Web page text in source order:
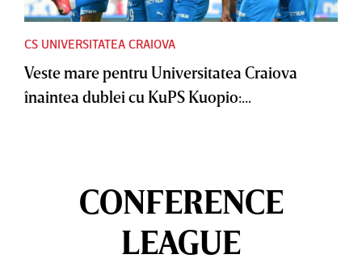
CS UNIVERSITATEA CRAIOVA
Veste mare pentru Universitatea Craiova
înaintea dublei cu KuPS Kuopio:...
CONFERENCE
LEAGUE